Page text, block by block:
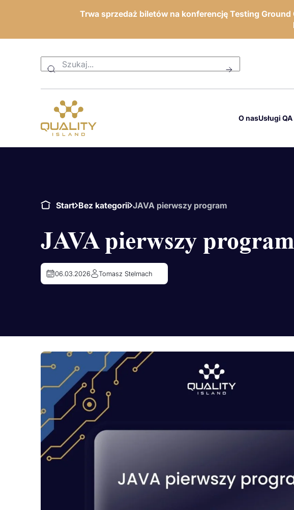
Trwa sprzedaż biletów na konferencję Testing
O nasUsługi QA
Start Bez kategorii JAVA pierwszy program
JAVA pierwszy program
06.03.2026 Tomasz Stelmach